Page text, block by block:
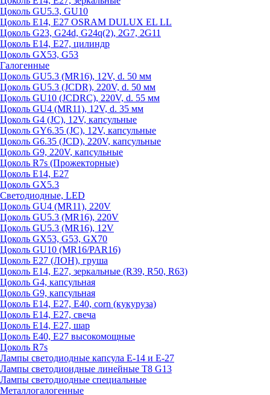
Цоколь GU5.3, GU10
Цоколь Е14, Е27 OSRAM DULUX EL LL
Цоколь G23, G24d, G24q(2), 2G7, 2G11
Цоколь Е14, Е27, цилиндр
Цоколь GX53, G53
Галогенные
Цоколь GU5.3 (MR16), 12V, d. 50 мм
Цоколь GU5.3 (JCDR), 220V, d. 50 мм
Цоколь GU10 (JCDRC), 220V, d. 55 мм
Цоколь GU4 (MR11), 12V, d. 35 мм
Цоколь G4 (JC), 12V, капсульные
Цоколь GY6.35 (JC), 12V, капсульные
Цоколь G6.35 (JCD), 220V, капсульные
Цоколь G9, 220V, капсульные
Цоколь R7s (Прожекторные)
Цоколь E14, E27
Цоколь GX5.3
Светодиодные, LED
Цоколь GU4 (MR11), 220V
Цоколь GU5.3 (MR16), 220V
Цоколь GU5.3 (MR16), 12V
Цоколь GX53, G53, GX70
Цоколь GU10 (MR16/PAR16)
Цоколь Е27 (ЛОН), груша
Цоколь Е14, Е27, зеркальные (R39, R50, R63)
Цоколь G4, капсульная
Цоколь G9, капсульная
Цоколь Е14, Е27, Е40, corn (кукуруза)
Цоколь Е14, Е27, свеча
Цоколь Е14, Е27, шар
Цоколь Е40, Е27 высокомощные
Цоколь R7s
Лампы светодиодные капсула Е-14 и Е-27
Лампы светодиоидные линейные T8 G13
Лампы светодиодные специальные
Металлогалогенные